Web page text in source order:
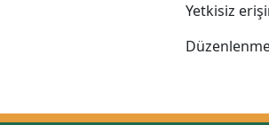
Yetkisiz